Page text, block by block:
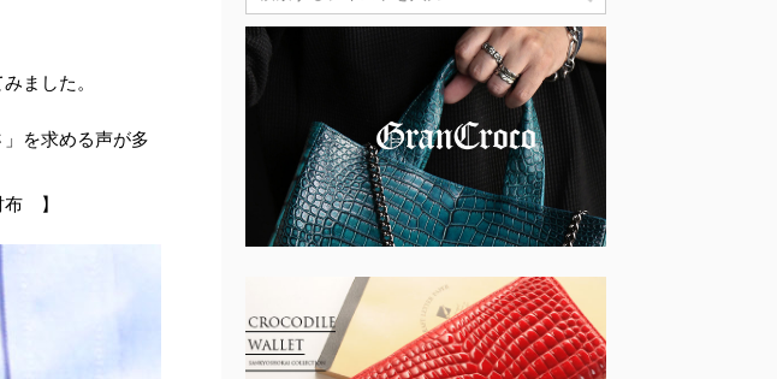
ました。
を求める声が多
布 】